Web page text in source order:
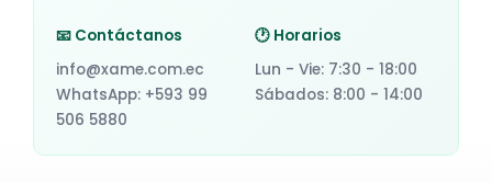
📧 Contáctanos
info@xame.com.ec
WhatsApp: +593 99
506 5880
🕐 Horarios
Lun - Vie: 7:30 - 18:00
Sábados: 8:00 - 14:00